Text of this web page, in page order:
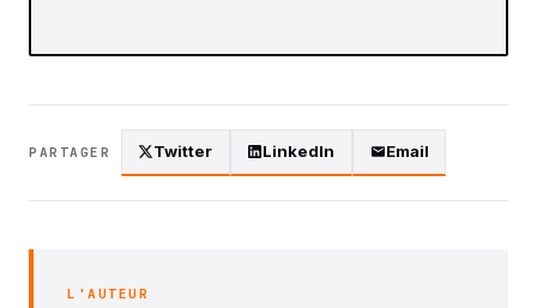
PARTAGER Twitter LinkedIn Email
L'AUTEUR